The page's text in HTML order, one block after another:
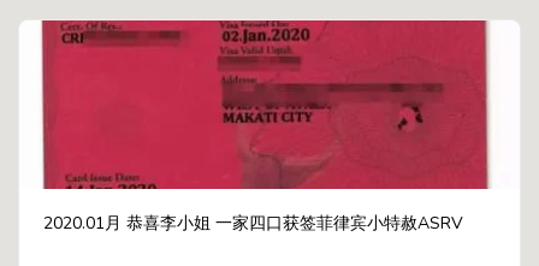
2020.01月 恭喜李小姐 一家四口获签菲律宾小特赦ASRV